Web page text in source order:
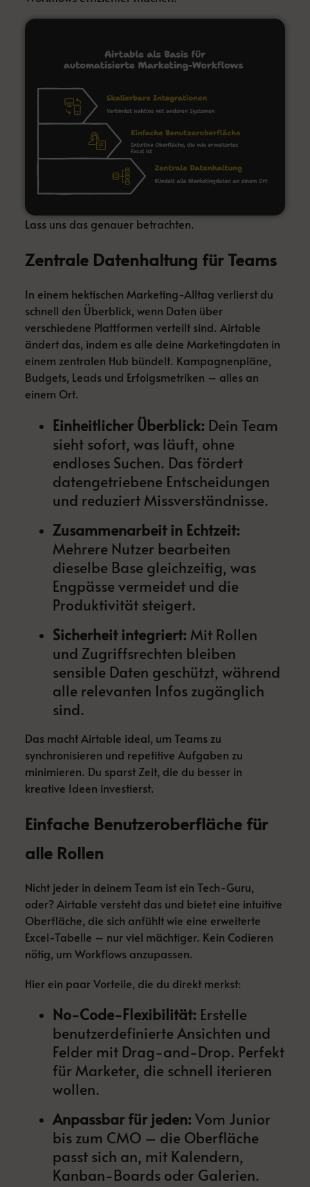
Lass uns das genauer betrachten.
Zentrale Datenhaltung für Teams
In einem hektischen Marketing-Alltag verlierst du
schnell den Überblick, wenn Daten über
verschiedene Plattformen verteilt sind. Airtable
ändert das, indem es alle deine Marketingdaten in
einem zentralen Hub bündelt. Kampagnenpläne,
Budgets, Leads und Erfolgsmetriken – alles an
einem Ort.
Einheitlicher Überblick: Dein Team
sieht sofort, was läuft, ohne
endloses Suchen. Das fördert
datengetriebene Entscheidungen
und reduziert Missverständnisse.
Zusammenarbeit in Echtzeit:
Mehrere Nutzer bearbeiten
dieselbe Base gleichzeitig, was
Engpässe vermeidet und die
Produktivität steigert.
Sicherheit integriert: Mit Rollen
und Zugriffsrechten bleiben
sensible Daten geschützt, während
alle relevanten Infos zugänglich
sind.
Das macht Airtable ideal, um Teams zu
synchronisieren und repetitive Aufgaben zu
minimieren. Du sparst Zeit, die du besser in
kreative Ideen investierst.
Einfache Benutzeroberfläche für
alle Rollen
Nicht jeder in deinem Team ist ein Tech-Guru,
oder? Airtable versteht das und bietet eine intuitive
Oberfläche, die sich anfühlt wie eine erweiterte
Excel-Tabelle – nur viel mächtiger. Kein Codieren
nötig, um Workflows anzupassen.
Hier ein paar Vorteile, die du direkt merkst:
No-Code-Flexibilität: Erstelle
benutzerdefinierte Ansichten und
Felder mit Drag-and-Drop. Perfekt
für Marketer, die schnell iterieren
wollen.
Anpassbar für jeden: Vom Junior
bis zum CMO – die Oberfläche
passt sich an, mit Kalendern,
Kanban-Boards oder Galerien.